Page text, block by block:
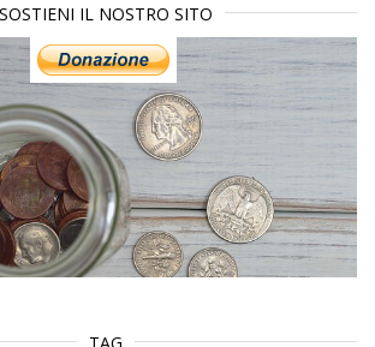
SOSTIENI IL NOSTRO SITO
TAG